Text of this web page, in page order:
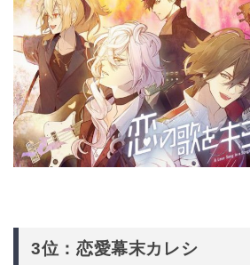
3位：恋愛幕末カレシ